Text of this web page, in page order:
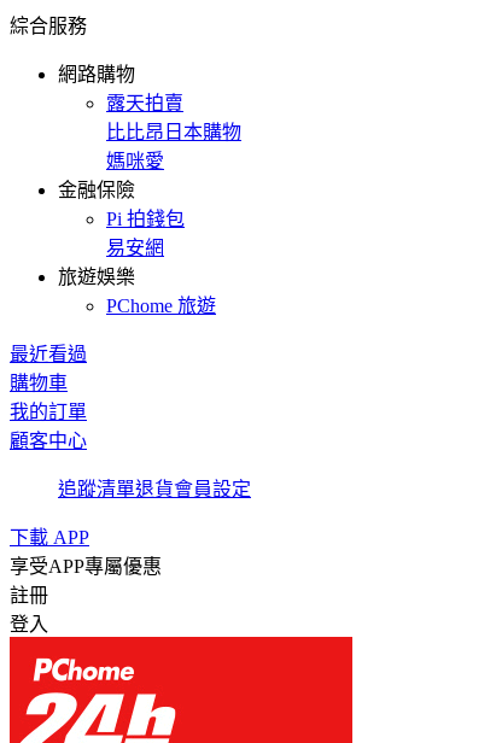
綜合服務
網路購物
露天拍賣
比比昂日本購物
媽咪愛
金融保險
Pi 拍錢包
易安網
旅遊娛樂
PChome 旅遊
最近看過
購物車
我的訂單
顧客中心
追蹤清單退貨會員設定
下載 APP
享受APP專屬優惠
註冊
登入